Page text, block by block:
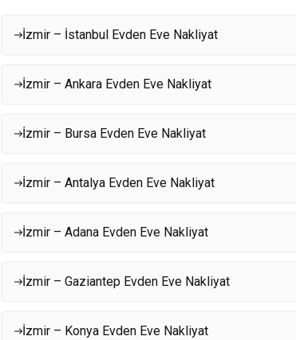
İzmir – İstanbul Evden Eve Nakliyat
İzmir – Ankara Evden Eve Nakliyat
İzmir – Bursa Evden Eve Nakliyat
İzmir – Antalya Evden Eve Nakliyat
İzmir – Adana Evden Eve Nakliyat
İzmir – Gaziantep Evden Eve Nakliyat
İzmir – Konya Evden Eve Nakliyat